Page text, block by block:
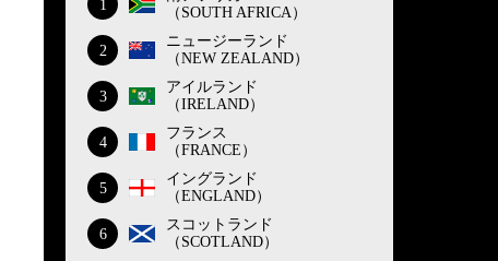
1
（SOUTH AFRICA）
2
ニュージーランド
（NEW ZEALAND）
3
アイルランド
（IRELAND）
4
フランス
（FRANCE）
5
イングランド
（ENGLAND）
6
スコットランド
（SCOTLAND）